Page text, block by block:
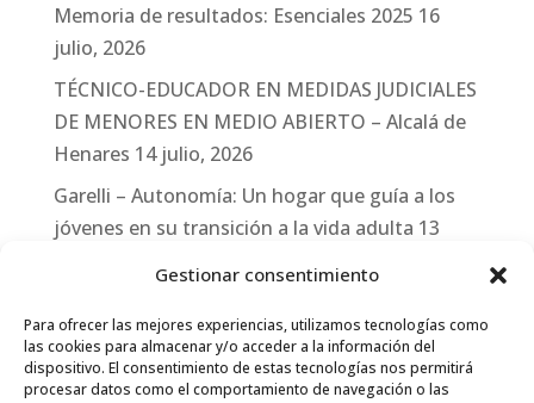
Gestionar consentimiento
Para ofrecer las mejores experiencias, utilizamos tecnologías como
las cookies para almacenar y/o acceder a la información del
dispositivo. El consentimiento de estas tecnologías nos permitirá
procesar datos como el comportamiento de navegación o las
Memoria de resultados: Esenciales 2025 16
julio, 2026
TÉCNICO-EDUCADOR EN MEDIDAS JUDICIALES
DE MENORES EN MEDIO ABIERTO – Alcalá de
Henares 14 julio, 2026
Garelli – Autonomía: Un hogar que guía a los
jóvenes en su transición a la vida adulta 13
Garelli-Refugio: Acciones de empleo en el
marco del Sistema de Acogida de Protección